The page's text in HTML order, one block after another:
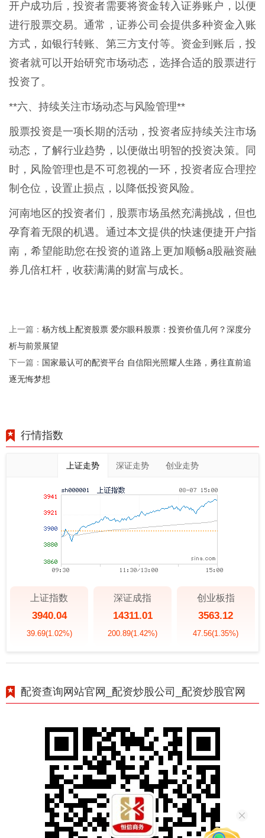
开户成功后，投资者需要将资金转入证券账户，以便
进行股票交易。通常，证券公司会提供多种资金入账
方式，如银行转账、第三方支付等。资金到账后，投
资者就可以开始研究市场动态，选择合适的股票进行
投资了。
**六、持续关注市场动态与风险管理**
股票投资是一项长期的活动，投资者应持续关注市场
动态，了解行业趋势，以便做出明智的投资决策。同
时，风险管理也是不可忽视的一环，投资者应合理控
制仓位，设置止损点，以降低投资风险。
河南地区的投资者们，股票市场虽然充满挑战，但也
孕育着无限的机遇。通过本文提供的快速便捷开户指
南，希望能助您在投资的道路上更加顺畅a股融资融
券几倍杠杆，收获满满的财富与成长。
上一篇： 杨方线上配资股票 爱尔眼科股票：投资价值几何？深度分
析与前景展望
下一篇： 国家最认可的配资平台 自信阳光照耀人生路，勇往直前追
逐无悔梦想
行情指数
上证走势 深证走势 创业走势
上证指数
3940.04
39.69(1.02%)
深证成指
14311.01
200.89(1.42%)
创业板指
3563.12
47.56(1.35%)
配资查询网站官网_配资炒股公司_配资炒股官网